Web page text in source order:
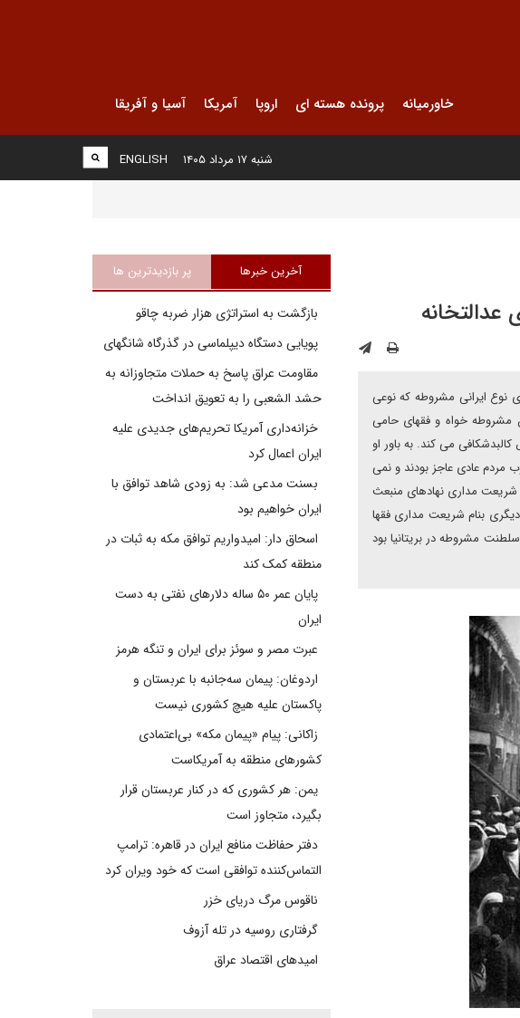
خاورمیانه پرونده هسته ای اروپا آمریکا آسیا و آفریقا
ENGLISH شنبه ۱۷ مرداد ۱۴۰۵
نوع ایرانی مشروطه که نوعی
مشروطه خواه و فقهای حامی
می کند. به باور او
مردم عادی عاجز بودند و نمی
شریعت مداری نهادهای منبعث
بنام شریعت مداری فقها
مشروطه در بریتانیا بود
آخرین خبرها پر بازدیدترین ها
بازگشت به استراتژی هزار ضربه چاقو
پویایی دستگاه دیپلماسی در گذرگاه شانگهای
مقاومت عراق پاسخ به حملات متجاوزانه به
حشد الشعبی را به تعویق انداخت
خزانه‌داری آمریکا تحریم‌های جدیدی علیه
ایران اعمال کرد
بسنت مدعی شد: به زودی شاهد توافق با
ایران خواهیم بود
اسحاق دار: امیدواریم توافق مکه به ثبات در
منطقه کمک کند
پایان عمر ۵۰ ساله دلارهای نفتی به دست
ایران
عبرت مصر و سوئز برای ایران و تنگه هرمز
اردوغان: پیمان سه‌جانبه با عربستان و
پاکستان علیه هیچ کشوری نیست
زاکانی: پیام «پیمان مکه» بی‌اعتمادی
کشورهای منطقه به آمریکاست
یمن: هر کشوری که در کنار عربستان قرار
بگیرد، متجاوز است
دفتر حفاظت منافع ایران در قاهره: ترامپ
التماس‌کننده توافقی است که خود ویران کرد
ناقوس مرگ دریای خزر
گرفتاری روسیه در تله آزوف
امیدهای اقتصاد عراق